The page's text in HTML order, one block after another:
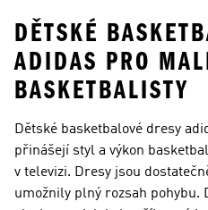
DĚTSKÉ
ADIDAS PRO
BASKETBALISTY
Dětské basketbalové dresy
přinášejí styl a výkon
v televizi. Dresy jsou
umožnily plný rozsah pohybu.